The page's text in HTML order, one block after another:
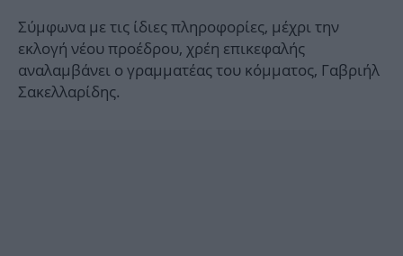
Σύμφωνα με τις ίδιες πληροφορίες, μέχρι την
εκλογή νέου προέδρου, χρέη επικεφαλής
αναλαμβάνει ο γραμματέας του κόμματος, Γαβριήλ
Σακελλαρίδης.